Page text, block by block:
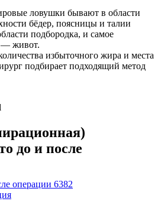
ловушки бывают в области
бёдер, поясницы и талии
подбородка, и самое
— живот.
избыточного жира и места
подбирает подходящий метод
до и после